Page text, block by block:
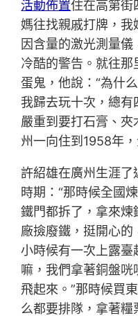
活動佈置住在高第街
媽往找親戚打牌，
因含量的激光測量
冷酷的警告。就往那
蛋鬼，他說：“為什
我歸去玩十次，總
嚴重到要打石膏、夾
州一向住到1958年
許紹雄在廣州生涯
時期：“那時候全國
鐵門都拆了，拿來
廠撿廢鐵，挺開心
小時候有一次上露臺
嘛，我們拿著銅盤
飛起來。”那時候買
么都要排隊，拿著